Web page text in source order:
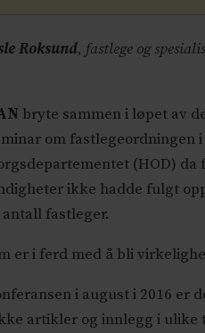
Roksund, fastlege og
bryte sammen i løpet av
om fastlegeordningen
(HOD)
ikke hadde fulgt
fastleger.
er i ferd med å bli
i august i 2016 er
artikler og innlegg i ulike